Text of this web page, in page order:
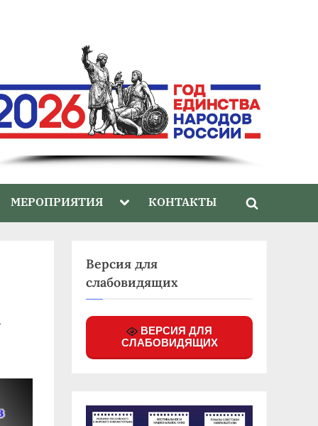
МЕРОПРИЯТИЯ Toggle
menu
КОНТАКТЫ
Toggle
Версия для
слабовидящих
ВЕРСИЯ ДЛЯ
СЛАБОВИДЯЩИХ